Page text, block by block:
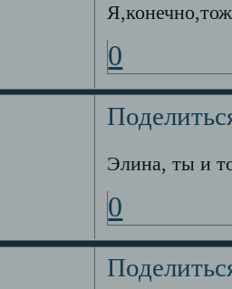
0
Элина, ты и
0